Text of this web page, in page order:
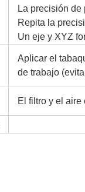
La precisión
Repita la
Un eje y XYZ
Aplicar el
de trabajo
El filtro y el